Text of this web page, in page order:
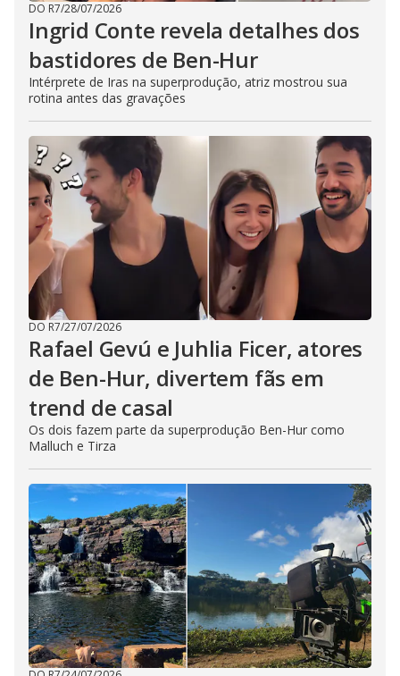
DO R7/28/07/2026
Ingrid Conte revela detalhes dos
bastidores de Ben-Hur
Intérprete de Iras na superprodução, atriz mostrou sua
rotina antes das gravações
DO R7/27/07/2026
Rafael Gevú e Juhlia Ficer, atores
de Ben-Hur, divertem fãs em
trend de casal
Os dois fazem parte da superprodução Ben-Hur como
Malluch e Tirza